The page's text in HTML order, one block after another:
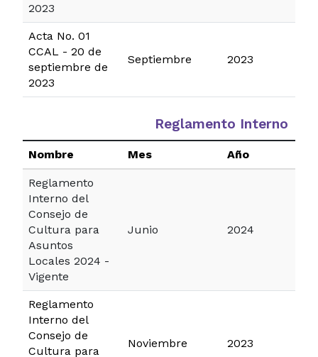
2023
Acta No. 01
CCAL - 20 de
septiembre de
2023
Septiembre 2023
Reglamento Interno
Nombre Mes Año
Reglamento
Interno del
Consejo de
Cultura para
Asuntos
Locales 2024 -
Vigente
Junio 2024
Reglamento
Interno del
Consejo de
Cultura para
Noviembre 2023